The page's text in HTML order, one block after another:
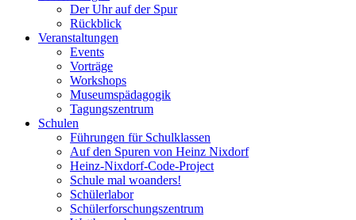
Der Uhr auf der Spur
Rückblick
Veranstaltungen
Events
Vorträge
Workshops
Museumspädagogik
Tagungszentrum
Schulen
Führungen für Schulklassen
Auf den Spuren von Heinz Nixdorf
Heinz-Nixdorf-Code-Project
Schule mal woanders!
Schülerlabor
Schülerforschungszentrum